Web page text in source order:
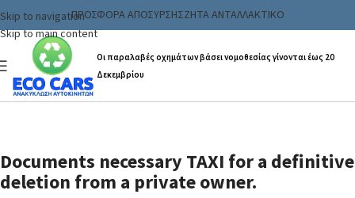
Skip to navigation
Skip to main content
ΠΡΟΣΦΟΡΑ ΑΠΟΣΥΡΣΗΣΖΗΤΑ ΑΝΤΑΛΛΑΚΤΙΚΟ
Οι παραλαβές οχημάτων βάσει νομοθεσίας γίνονται έως 20
Δεκεμβρίου
Documents necessary TAXI for a definitive
deletion from a private owner.